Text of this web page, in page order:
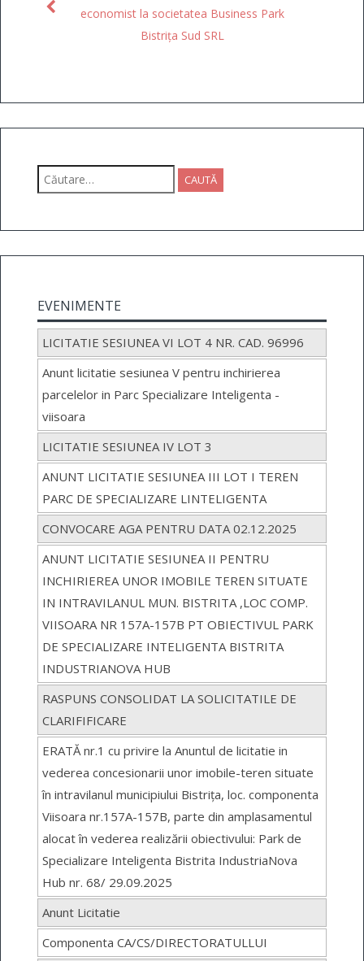
economist la societatea Business Park
Bistrița Sud SRL
Caută
după:
EVENIMENTE
LICITATIE SESIUNEA VI LOT 4 NR. CAD. 96996
Anunt licitatie sesiunea V pentru inchirierea
parcelelor in Parc Specializare Inteligenta -
viisoara
LICITATIE SESIUNEA IV LOT 3
ANUNT LICITATIE SESIUNEA III LOT I TEREN
PARC DE SPECIALIZARE LINTELIGENTA
CONVOCARE AGA PENTRU DATA 02.12.2025
ANUNT LICITATIE SESIUNEA II PENTRU
INCHIRIEREA UNOR IMOBILE TEREN SITUATE
IN INTRAVILANUL MUN. BISTRITA ,LOC COMP.
VIISOARA NR 157A-157B PT OBIECTIVUL PARK
DE SPECIALIZARE INTELIGENTA BISTRITA
INDUSTRIANOVA HUB
RASPUNS CONSOLIDAT LA SOLICITATILE DE
CLARIFIFICARE
ERATĂ nr.1 cu privire la Anuntul de licitatie in
vederea concesionarii unor imobile-teren situate
în intravilanul municipiului Bistrița, loc. componenta
Viisoara nr.157A-157B, parte din amplasamentul
alocat în vederea realizării obiectivului: Park de
Specializare Inteligenta Bistrita IndustriaNova
Hub nr. 68/ 29.09.2025
Anunt Licitatie
Componenta CA/CS/DIRECTORATULLUI